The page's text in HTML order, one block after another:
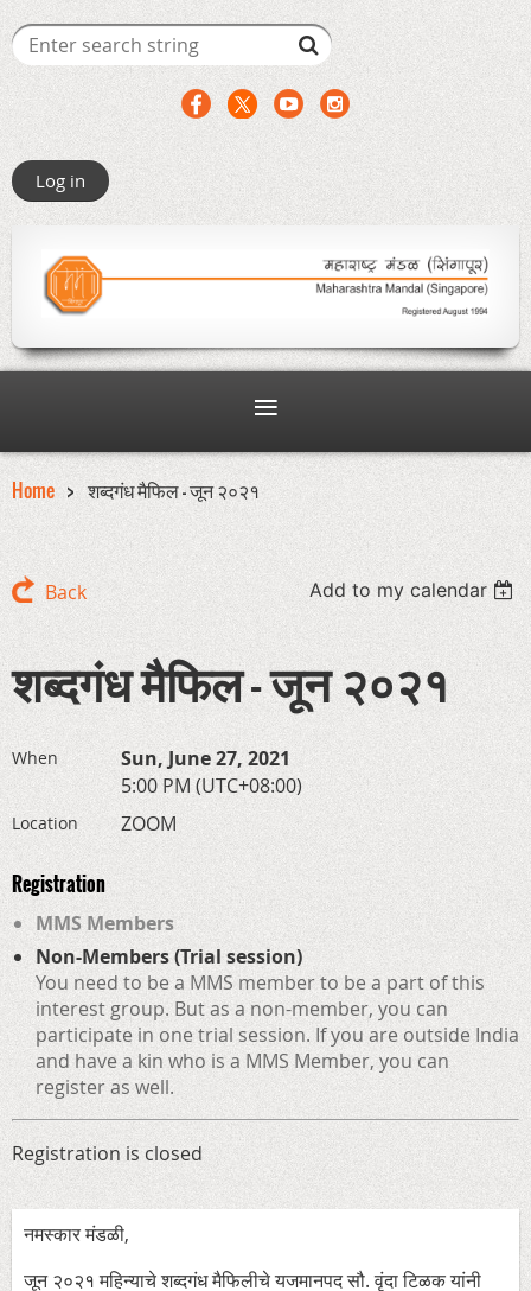
Log in
Home शब्दगंध मैफिल - जून २०२१
Back Add to my calendar
शब्दगंध मैफिल - जून २०२१
When
Sun, June 27, 2021
5:00 PM (UTC+08:00)
Location ZOOM
Registration
MMS Members
Non-Members (Trial session)
You need to be a MMS member to be a part of this
interest group. But as a non-member, you can
participate in one trial session. If you are outside India
and have a kin who is a MMS Member, you can
register as well.
Registration is closed
नमस्कार मंडळी,
जून २०२१ महिन्याचे शब्दगंध मैफिलीचे यजमानपद सौ. वृंदा टिळक यांनी